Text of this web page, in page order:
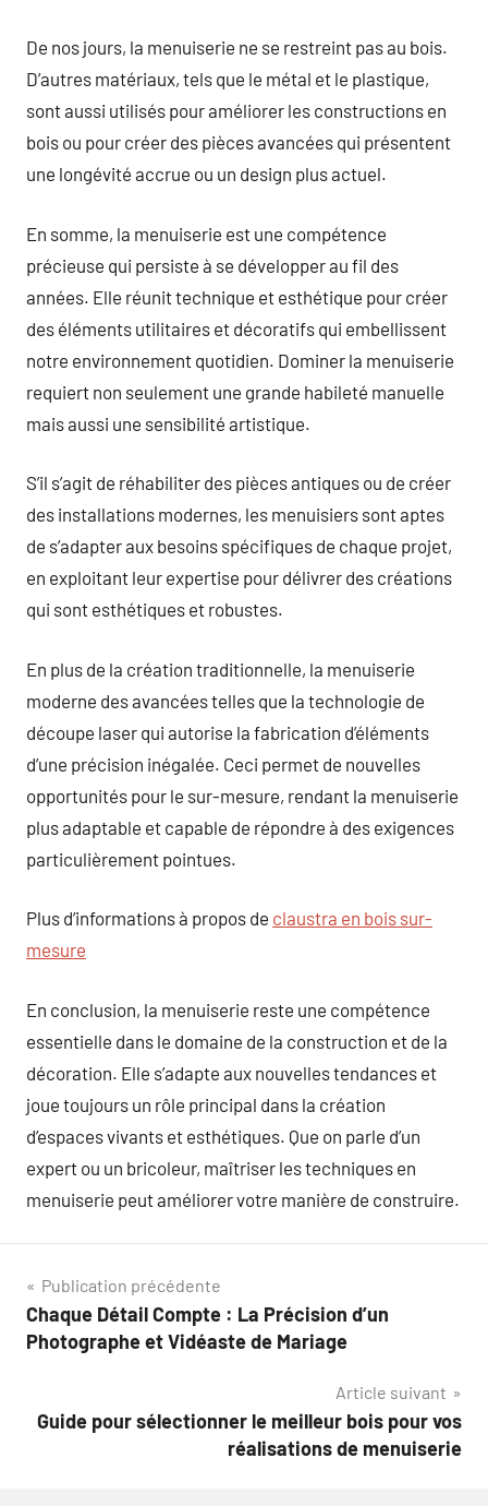
De nos jours, la menuiserie ne se restreint pas au bois.
D’autres matériaux, tels que le métal et le plastique,
sont aussi utilisés pour améliorer les constructions en
bois ou pour créer des pièces avancées qui présentent
une longévité accrue ou un design plus actuel.
En somme, la menuiserie est une compétence
précieuse qui persiste à se développer au fil des
années. Elle réunit technique et esthétique pour créer
des éléments utilitaires et décoratifs qui embellissent
notre environnement quotidien. Dominer la menuiserie
requiert non seulement une grande habileté manuelle
mais aussi une sensibilité artistique.
S’il s’agit de réhabiliter des pièces antiques ou de créer
des installations modernes, les menuisiers sont aptes
de s’adapter aux besoins spécifiques de chaque projet,
en exploitant leur expertise pour délivrer des créations
qui sont esthétiques et robustes.
En plus de la création traditionnelle, la menuiserie
moderne des avancées telles que la technologie de
découpe laser qui autorise la fabrication d’éléments
d’une précision inégalée. Ceci permet de nouvelles
opportunités pour le sur-mesure, rendant la menuiserie
plus adaptable et capable de répondre à des exigences
particulièrement pointues.
Plus d’informations à propos de claustra en bois sur-
mesure
En conclusion, la menuiserie reste une compétence
essentielle dans le domaine de la construction et de la
décoration. Elle s’adapte aux nouvelles tendances et
joue toujours un rôle principal dans la création
d’espaces vivants et esthétiques. Que on parle d’un
expert ou un bricoleur, maîtriser les techniques en
menuiserie peut améliorer votre manière de construire.
Navigation
de
Publication précédente
Chaque Détail Compte : La Précision d’un
Photographe et Vidéaste de Mariage
Article suivant
Guide pour sélectionner le meilleur bois pour vos
réalisations de menuiserie